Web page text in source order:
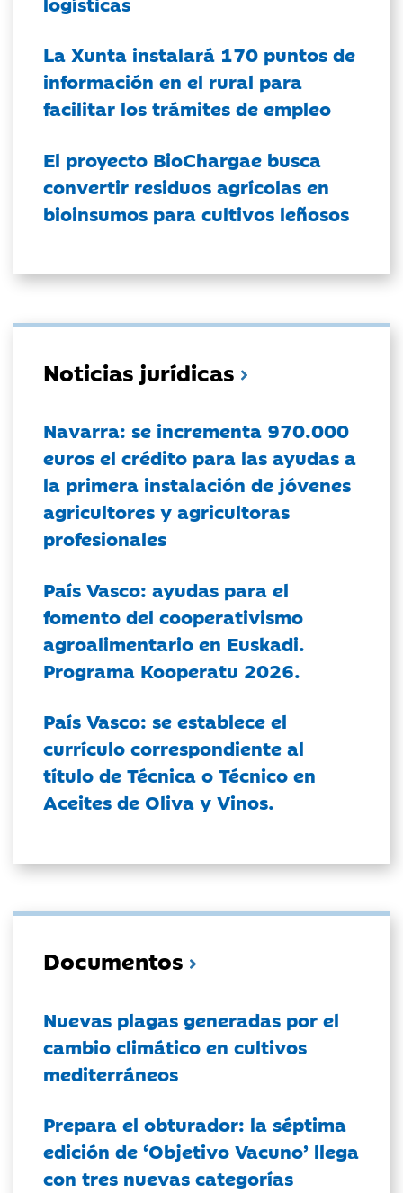
La Xunta instalará 170 puntos de
información en el rural para
facilitar los trámites de empleo
El proyecto BioChargae busca
convertir residuos agrícolas en
bioinsumos para cultivos leñosos
Noticias jurídicas
Navarra: se incrementa 970.000
euros el crédito para las ayudas a
la primera instalación de jóvenes
agricultores y agricultoras
profesionales
País Vasco: ayudas para el
fomento del cooperativismo
agroalimentario en Euskadi.
Programa Kooperatu 2026.
País Vasco: se establece el
currículo correspondiente al
título de Técnica o Técnico en
Aceites de Oliva y Vinos.
Documentos
Nuevas plagas generadas por el
cambio climático en cultivos
mediterráneos
Prepara el obturador: la séptima
edición de ‘Objetivo Vacuno’ llega
con tres nuevas categorías